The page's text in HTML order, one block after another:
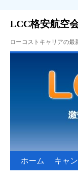
LCC格安航空
ローコストキャリアの
ホーム キャ